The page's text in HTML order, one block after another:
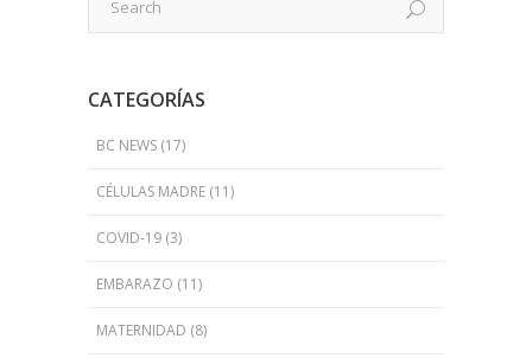
CATEGORÍAS
BC NEWS (17)
CÉLULAS MADRE (11)
COVID-19 (3)
EMBARAZO (11)
MATERNIDAD (8)